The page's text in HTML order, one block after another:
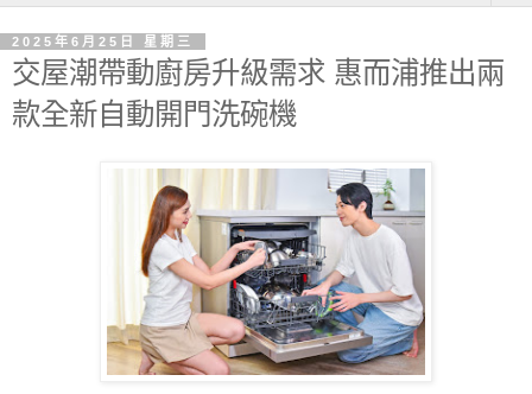
2025年6月25日 星期三
交屋潮帶動廚房升級需求 惠而浦推出兩
款全新自動開門洗碗機